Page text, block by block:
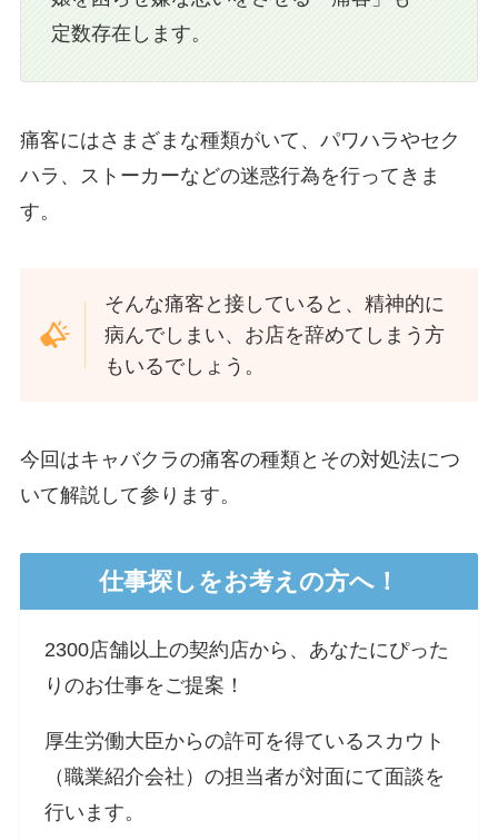
定数存在します。
痛客にはさまざまな種類がいて、パワハラやセク
ハラ、ストーカーなどの迷惑行為を行ってきま
す。
そんな痛客と接していると、精神的に
病んでしまい、お店を辞めてしまう方
もいるでしょう。
今回はキャバクラの痛客の種類とその対処法につ
いて解説して参ります。
仕事探しをお考えの方へ！
2300店舗以上の契約店から、あなたにぴった
りのお仕事をご提案！
厚生労働大臣からの許可を得ているスカウト
（職業紹介会社）の担当者が対面にて面談を
行います。